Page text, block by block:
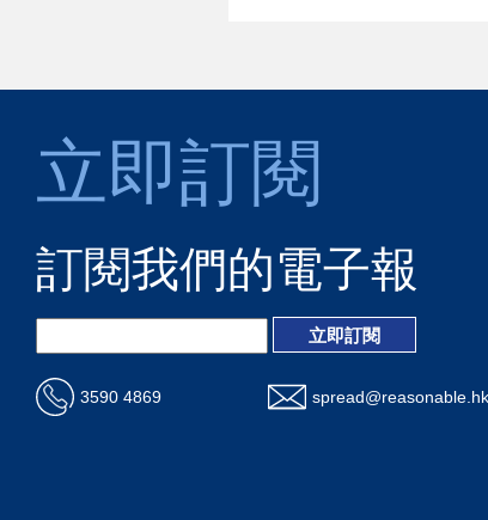
立即訂閱
訂閱我們的電子報
3590 4869 spread@reasonable.hk